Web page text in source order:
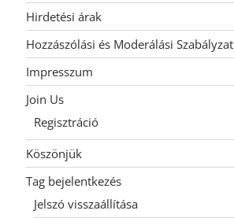
Hirdetési árak
Hozzászólási és Moderálási Szabályzat
Impresszum
Join Us
Regisztráció
Köszönjük
Tag bejelentkezés
Jelszó visszaállítása